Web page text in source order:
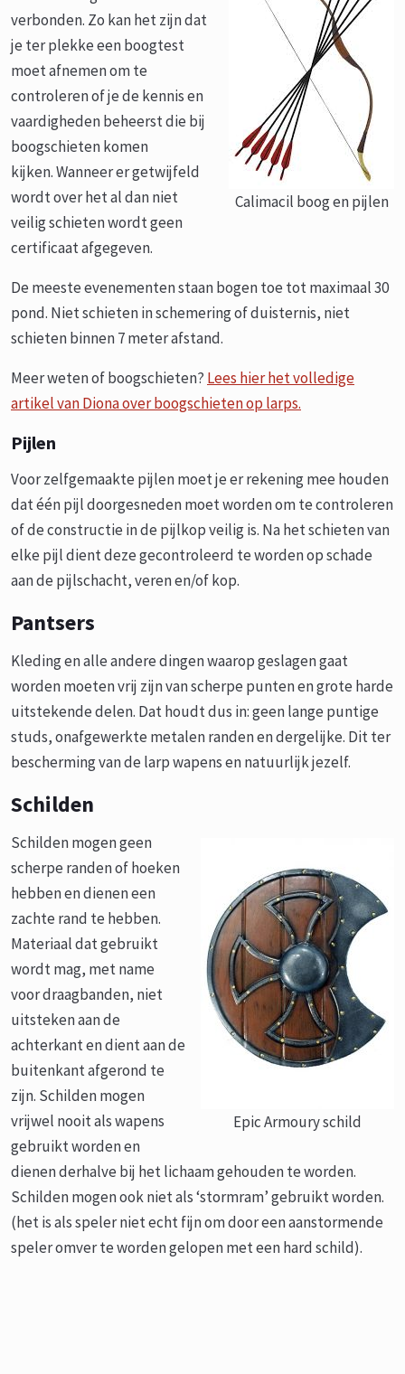
Calimacil boog en pijlen
verbonden. Zo kan het zijn dat
je ter plekke een boogtest
moet afnemen om te
controleren of je de kennis en
vaardigheden beheerst die bij
boogschieten komen
kijken. Wanneer er getwijfeld
wordt over het al dan niet
veilig schieten wordt geen
certificaat afgegeven.
De meeste evenementen staan bogen toe tot maximaal 30
pond. Niet schieten in schemering of duisternis, niet
schieten binnen 7 meter afstand.
Meer weten of boogschieten? Lees hier het volledige
artikel van Diona over boogschieten op larps.
Pijlen
Voor zelfgemaakte pijlen moet je er rekening mee houden
dat één pijl doorgesneden moet worden om te controleren
of de constructie in de pijlkop veilig is. Na het schieten van
elke pijl dient deze gecontroleerd te worden op schade
aan de pijlschacht, veren en/of kop.
Pantsers
Kleding en alle andere dingen waarop geslagen gaat
worden moeten vrij zijn van scherpe punten en grote harde
uitstekende delen. Dat houdt dus in: geen lange puntige
studs, onafgewerkte metalen randen en dergelijke. Dit ter
bescherming van de larp wapens en natuurlijk jezelf.
Schilden
Epic Armoury schild
Schilden mogen geen
scherpe randen of hoeken
hebben en dienen een
zachte rand te hebben.
Materiaal dat gebruikt
wordt mag, met name
voor draagbanden, niet
uitsteken aan de
achterkant en dient aan de
buitenkant afgerond te
zijn. Schilden mogen
vrijwel nooit als wapens
gebruikt worden en
dienen derhalve bij het lichaam gehouden te worden.
Schilden mogen ook niet als ‘stormram’ gebruikt worden.
(het is als speler niet echt fijn om door een aanstormende
speler omver te worden gelopen met een hard schild).